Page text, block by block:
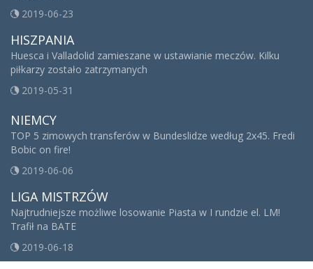
2019-06-23
HISZPANIA
Huesca i Valladolid zamieszane w ustawianie meczów. Kilku
piłkarzy zostało zatrzymanych
2019-05-31
NIEMCY
TOP 5 zimowych transferów w Bundeslidze według 2x45. Fredi
Bobic on fire!
2019-06-06
LIGA MISTRZÓW
Najtrudniejsze możliwe losowanie Piasta w I rundzie el. LM!
Trafił na BATE
2019-06-18